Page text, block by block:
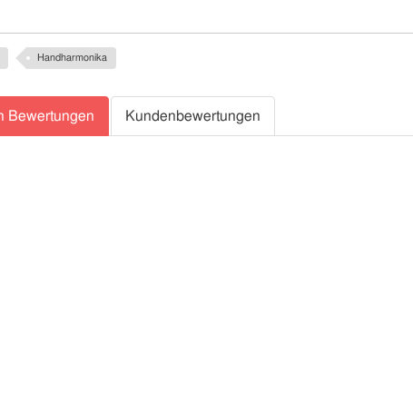
Handharmonika
Bewertungen Kundenbewertungen